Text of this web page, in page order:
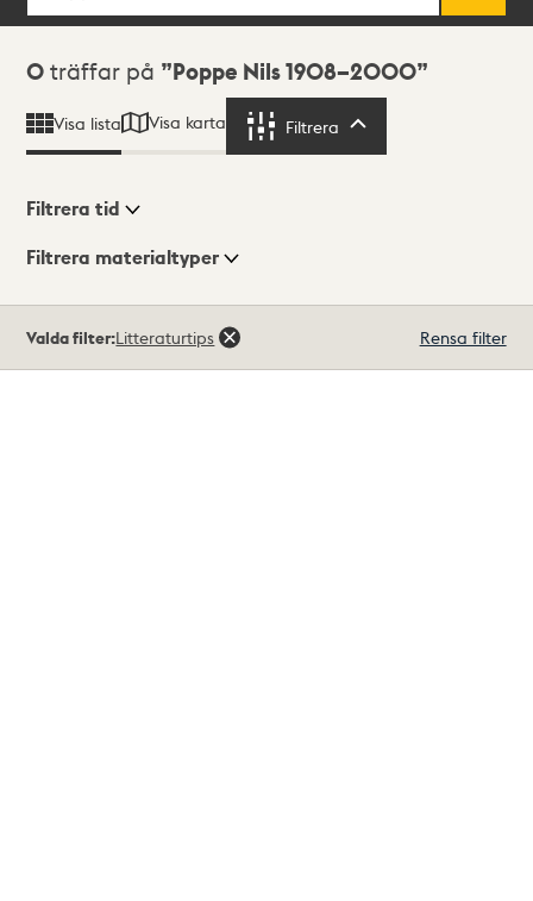
Sökresultat
0 träffar på Poppe Nils 1908–2000
Visa lista Visa karta Filtrera
Visningsläge
Filtrera tid
Filtrera materialtyper
träffar
Valda filter:Litteraturtips Rensa filter